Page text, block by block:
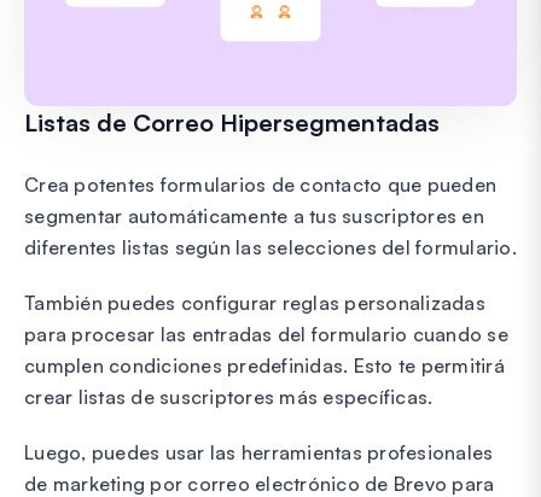
Listas de Correo Hipersegmentadas
Crea potentes formularios de contacto que pueden
segmentar automáticamente a tus suscriptores en
diferentes listas según las selecciones del formulario.
También puedes configurar reglas personalizadas
para procesar las entradas del formulario cuando se
cumplen condiciones predefinidas. Esto te permitirá
crear listas de suscriptores más específicas.
Luego, puedes usar las herramientas profesionales
de marketing por correo electrónico de Brevo para